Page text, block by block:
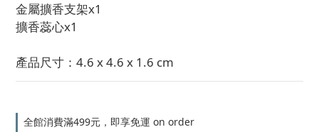
金屬擴香支架x1
擴香蕊心x1
產品尺寸：4.6 x 4.6 x 1.6 cm
全館消費滿499元，即享免運 on order